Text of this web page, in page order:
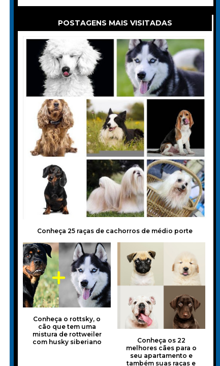
POSTAGENS MAIS VISITADAS
Conheça 25 raças de cachorros de médio porte
Conheça o rottsky, o
cão que tem uma
mistura de rottweiler
com husky siberiano
Conheça os 22
melhores cães para o
seu apartamento e
também suas raças e